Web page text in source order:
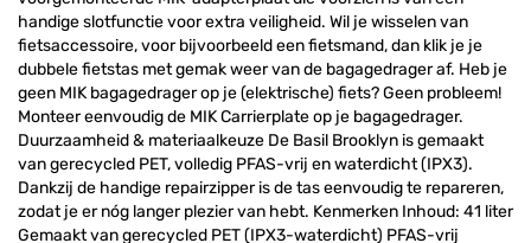
handige slotfunctie voor extra veiligheid. Wil je wisselen van
fietsaccessoire, voor bijvoorbeeld een fietsmand, dan klik je je
dubbele fietstas met gemak weer van de bagagedrager af. Heb je
geen MIK bagagedrager op je (elektrische) fiets? Geen probleem!
Monteer eenvoudig de MIK Carrierplate op je bagagedrager.
Duurzaamheid & materiaalkeuze De Basil Brooklyn is gemaakt
van gerecycled PET, volledig PFAS-vrij en waterdicht (IPX3).
Dankzij de handige repairzipper is de tas eenvoudig te repareren,
zodat je er nóg langer plezier van hebt. Kenmerken Inhoud: 41 liter
Gemaakt van gerecycled PET (IPX3-waterdicht) PFAS-vrij